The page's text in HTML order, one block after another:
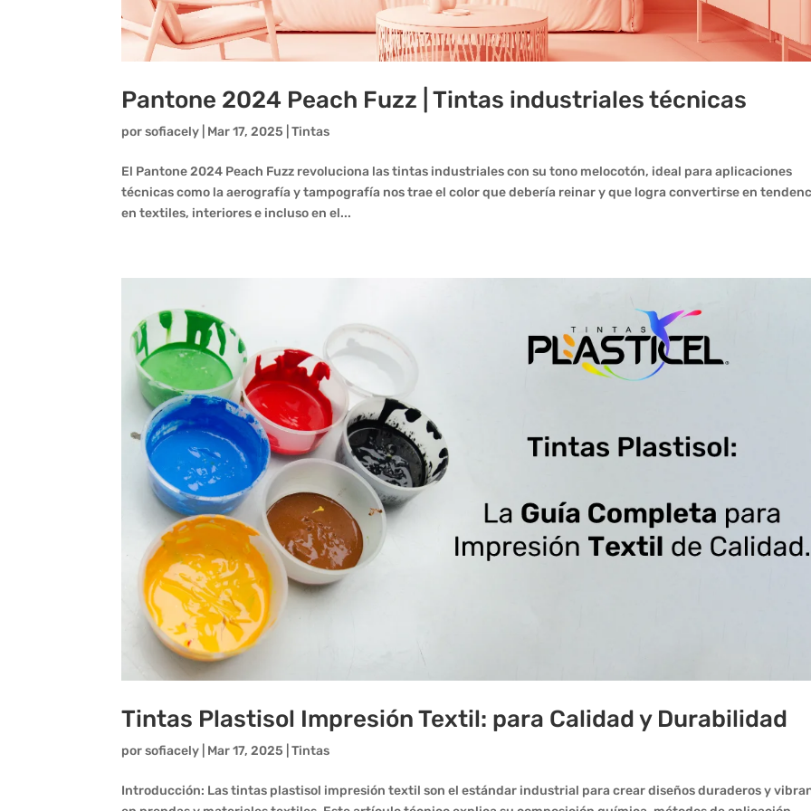
Pantone 2024 Peach Fuzz | Tintas industriales técnicas
porsofiacely Mar 17, 2025 |Tintas
El Pantone 2024 Peach Fuzz revoluciona las tintas industriales con su tono melocotón, ideal para aplicaciones
técnicas como la aerografía y tampografía nos trae el color que debería reinar y que logra convertirse en
en textiles, interiores e incluso en el...
Tintas Plastisol Impresión Textil: para Calidad y Durabilidad
porsofiacely Mar 17, 2025 |Tintas
Introducción: Las tintas plastisol impresión textil son el estándar industrial para crear diseños duraderos y